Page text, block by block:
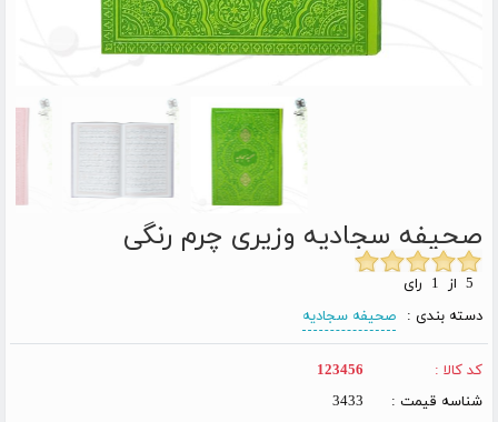
صحیفه سجادیه وزیری چرم رنگی
دسته بندی :
صحیفه سجادیه
کد کالا :
123456
شناسه قیمت :
3433